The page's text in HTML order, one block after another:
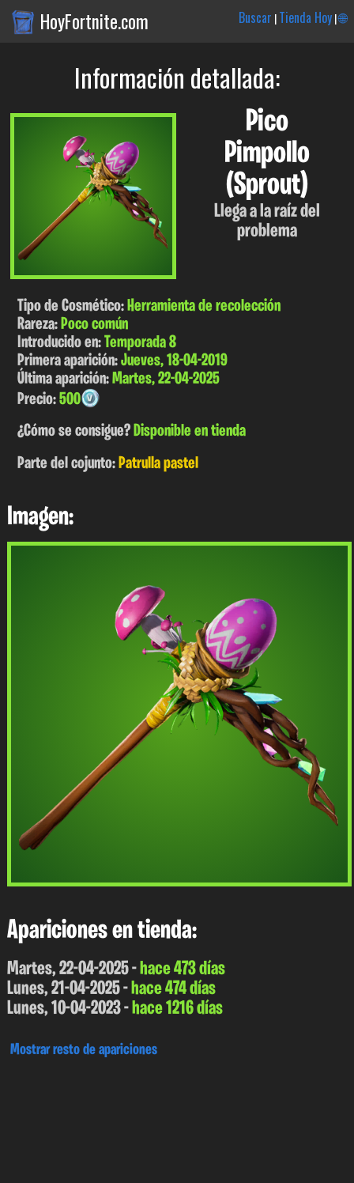
HoyFortnite.com Buscar |Tienda Hoy|🌐
Información detallada:
Pico
Pimpollo
(Sprout)
Llega a la raíz del
problema
Tipo de Cosmético:Herramienta de recolección
Rareza:Poco común
Introducido en:Temporada 8
Primera aparición:Jueves, 18-04-2019
Última aparición:Martes, 22-04-2025
Precio:500
¿Cómo se consigue?Disponible en tienda
Parte del cojunto:Patrulla pastel
Imagen:
Apariciones en tienda:
Martes, 22-04-2025 -hace 473 días
Lunes, 21-04-2025 -hace 474 días
Lunes, 10-04-2023 -hace 1216 días
Mostrar resto de apariciones